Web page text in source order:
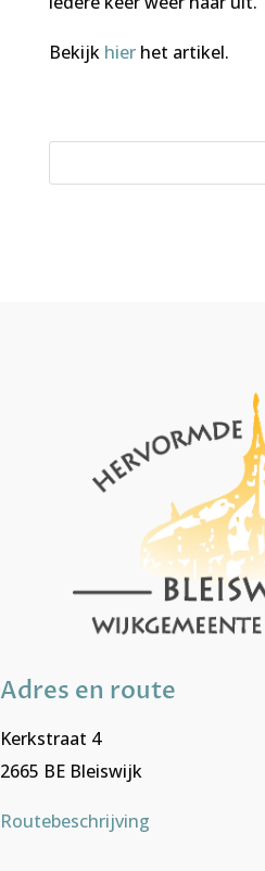
Bekijk hier het artikel.
Adres en route
Kerkstraat 4
2665 BE Bleiswijk
Routebeschrijving